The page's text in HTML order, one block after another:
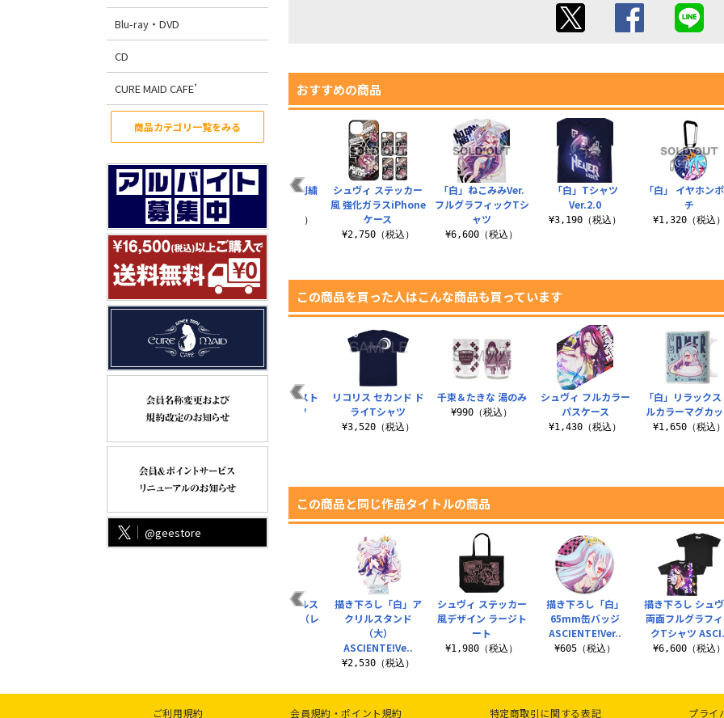
Blu-ray・DVD
CD
CURE MAID CAFE’
商品カテゴリ一覧をみる
@geestore
おすすめの商品
「白」Tシャツ
Ver.2.0
¥3,190（税込）
「白」 イヤホン
チ
¥1,320（税込
「白」ステッカー風
強化ガラスiPhoneケ
ース
¥2,750（税込）
★限定★「白」刺繍
¥13,200（税込）
シュヴィ ステッカー
風 強化ガラスiPhone
ケース
¥2,750（税込）
「白」ねこみみVer.
フルグラフィックTシ
ャツ
¥6,600（税込）
この商品を買った人はこんな商品も買っています
シュヴィ フルカラー
パスケース
¥1,430（税込）
「白」リラック
ルカラーマグカ
¥1,650（税込
描き下ろし「白」 ア
クリルスタンド
（大）Ver.2.0
¥2,530（税込）
リコリス ファースト
ドライTシャツ
リコリス セカンド ド
ライTシャツ
¥3,520（税込）
千束＆たきな 湯のみ
¥990（税込）
この商品と同じ作品タイトルの商品
描き下ろし「白」
65mm缶バッジ
ASCIENTE!Ver..
¥605（税込）
描き下ろし シュ
両面フルグラフ
クTシャツ
¥6,600（税込
シュヴィ アクリルス
タンド 【典開】（レ
描き下ろし「白」ア
クリルスタンド
（大）
ASCIENTE!Ve..
¥2,530（税込）
シュヴィ ステッカー
風デザイン ラージト
ート
¥1,980（税込）
ご利用規約 会員規約・ポイント規約 特定商取引に関する表記 プライ